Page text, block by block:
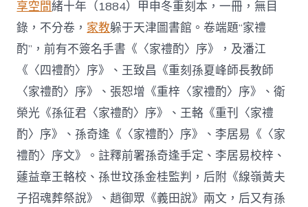
享空間緒十年（1884）甲申冬重刻本，一冊，無目
錄，不分卷， 家教躲于天津圖書館。卷端題“家禮
酌”，前有不簽名手書《〈家禮酌〉序》，及潘江
《〈四禮酌〉序》、王致昌《重刻孫夏峰師長教師
〈家禮酌〉序》、張恕增《重梓〈家禮酌〉序》、衛
榮光《孫征君〈家禮酌〉序》、王輅《重刊〈家禮
酌〉序》、孫奇逢《〈家禮酌〉序》、李居易《〈家
禮酌〉序文》。註釋前署孫奇逢手定、李居易校梓、
蘧益章王輅校、孫世玟孫金桂監判，后附《線嶺黃夫
子招魂葬祭說》、趙御眾《義田說》兩文，后又有孫